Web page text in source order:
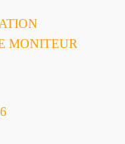
MONITEUR